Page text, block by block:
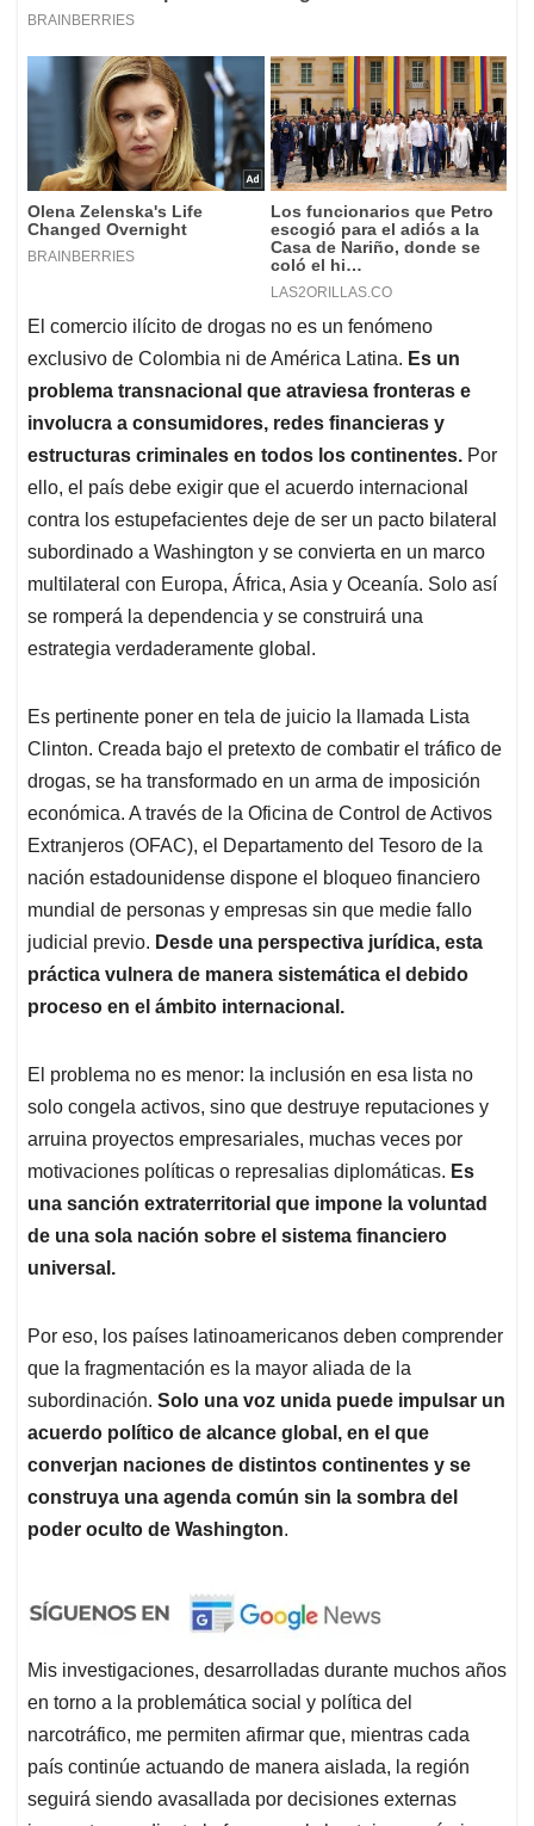
El comercio ilícito de drogas no es un fenómeno
exclusivo de Colombia ni de América Latina. Es un
problema transnacional que atraviesa fronteras e
involucra a consumidores, redes financieras y
estructuras criminales en todos los continentes. Por
ello, el país debe exigir que el acuerdo internacional
contra los estupefacientes deje de ser un pacto bilateral
subordinado a Washington y se convierta en un marco
multilateral con Europa, África, Asia y Oceanía. Solo así
se romperá la dependencia y se construirá una
estrategia verdaderamente global.
Es pertinente poner en tela de juicio la llamada Lista
Clinton. Creada bajo el pretexto de combatir el tráfico de
drogas, se ha transformado en un arma de imposición
económica. A través de la Oficina de Control de Activos
Extranjeros (OFAC), el Departamento del Tesoro de la
nación estadounidense dispone el bloqueo financiero
mundial de personas y empresas sin que medie fallo
judicial previo. Desde una perspectiva jurídica, esta
práctica vulnera de manera sistemática el debido
proceso en el ámbito internacional.
El problema no es menor: la inclusión en esa lista no
solo congela activos, sino que destruye reputaciones y
arruina proyectos empresariales, muchas veces por
motivaciones políticas o represalias diplomáticas. Es
una sanción extraterritorial que impone la voluntad
de una sola nación sobre el sistema financiero
universal.
Por eso, los países latinoamericanos deben comprender
que la fragmentación es la mayor aliada de la
subordinación. Solo una voz unida puede impulsar un
acuerdo político de alcance global, en el que
converjan naciones de distintos continentes y se
construya una agenda común sin la sombra del
poder oculto de Washington.
Mis investigaciones, desarrolladas durante muchos años
en torno a la problemática social y política del
narcotráfico, me permiten afirmar que, mientras cada
país continúe actuando de manera aislada, la región
seguirá siendo avasallada por decisiones externas